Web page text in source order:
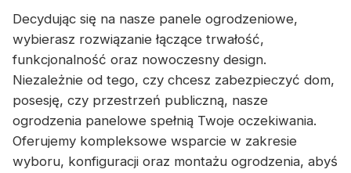
Decydując się na nasze panele ogrodzeniowe,
wybierasz rozwiązanie łączące trwałość,
funkcjonalność oraz nowoczesny design.
Niezależnie od tego, czy chcesz zabezpieczyć dom,
posesję, czy przestrzeń publiczną, nasze
ogrodzenia panelowe spełnią Twoje oczekiwania.
Oferujemy kompleksowe wsparcie w zakresie
wyboru, konfiguracji oraz montażu ogrodzenia, abyś